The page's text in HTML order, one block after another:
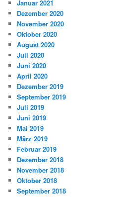
Januar 2021
Dezember 2020
November 2020
Oktober 2020
August 2020
Juli 2020
Juni 2020
April 2020
Dezember 2019
September 2019
Juli 2019
Juni 2019
Mai 2019
März 2019
Februar 2019
Dezember 2018
November 2018
Oktober 2018
September 2018